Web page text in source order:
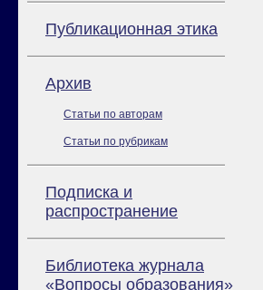
Публикационная этика
Архив
Статьи по авторам
Статьи по рубрикам
Подписка и
распространение
Библиотека журнала
«Вопросы образования»